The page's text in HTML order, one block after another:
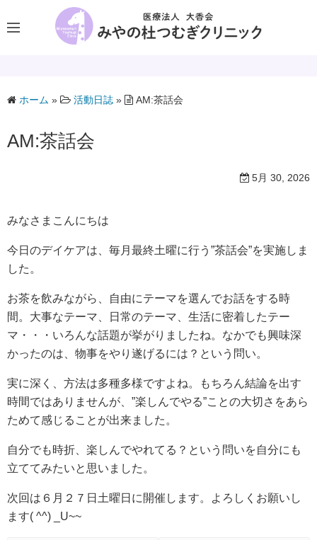
ン
へ
キ
ホーム » 活動日誌 » AM:茶話会
AM:茶話会
5月 30, 2026
みなさまこんにちは
今日のデイケアは、毎月最終土曜に行う”茶話会”を実施しま
した。
お茶を飲みながら、自由にテーマを選んでお話をする時
間。大事なテーマ、日常のテーマ、生活に密着したテー
マ・・・いろんな話題が挙がりましたね。なかでも興味深
かったのは、物事をやり遂げるには？という問い。
実に深く、方法は多種多様ですよね。もちろん結論を出す
時間ではありませんが、”楽しんでやる”ことの大切さをあら
ためて感じることが出来ました。
自分でも時折、楽しんでやれてる？という問いを自分にも
立ててみたいと思いました。
次回は６月２７日土曜日に開催します。よろしくお願いし
ます( ^^) _U~~